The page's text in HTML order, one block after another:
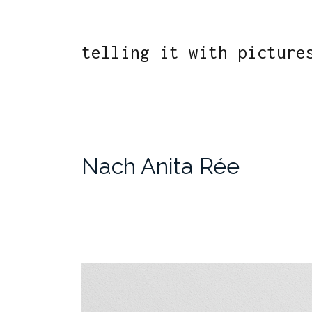
telling it with
Nach Anita Rée